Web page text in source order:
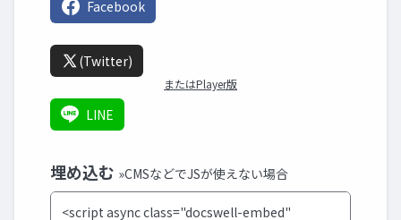
Facebook
(Twitter)
またはPlayer版
LINE
埋め込む »CMSなどでJSが使えない場合